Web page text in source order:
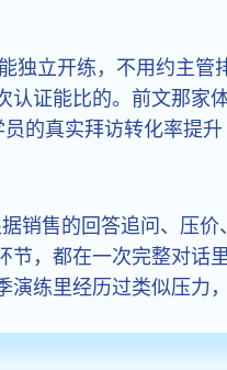
立开练，不用约主管
证能比的。前文那家
的真实拜访转化率提
销售的回答追问、压
，都在一次完整对话
练里经历过类似压力